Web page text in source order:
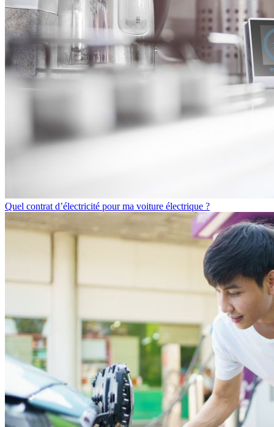
Quel contrat d’électricité pour ma voiture électrique ?